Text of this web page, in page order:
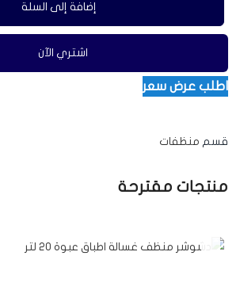
إضافة إلى السلة
اشتري الآن
اطلب عرض سعر
قسم منظفات
منتجات مقترحة